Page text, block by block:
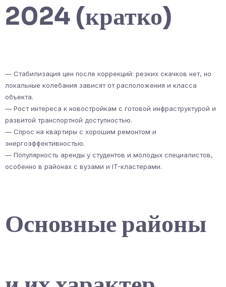
2024 (кратко)
— Стабилизация цен после коррекций: резких скачков нет, но
локальные колебания зависят от расположения и класса
объекта.
— Рост интереса к новостройкам с готовой инфраструктурой и
развитой транспортной доступностью.
— Спрос на квартиры с хорошим ремонтом и
энергоэффективностью.
— Популярность аренды у студентов и молодых специалистов,
особенно в районах с вузами и IT-кластерами.
Основные районы